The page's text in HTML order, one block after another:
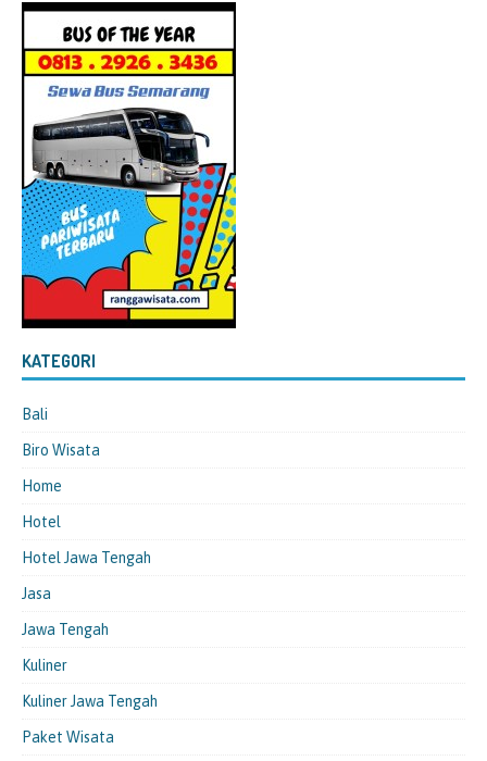
KATEGORI
Bali
Biro Wisata
Home
Hotel
Hotel Jawa Tengah
Jasa
Jawa Tengah
Kuliner
Kuliner Jawa Tengah
Paket Wisata